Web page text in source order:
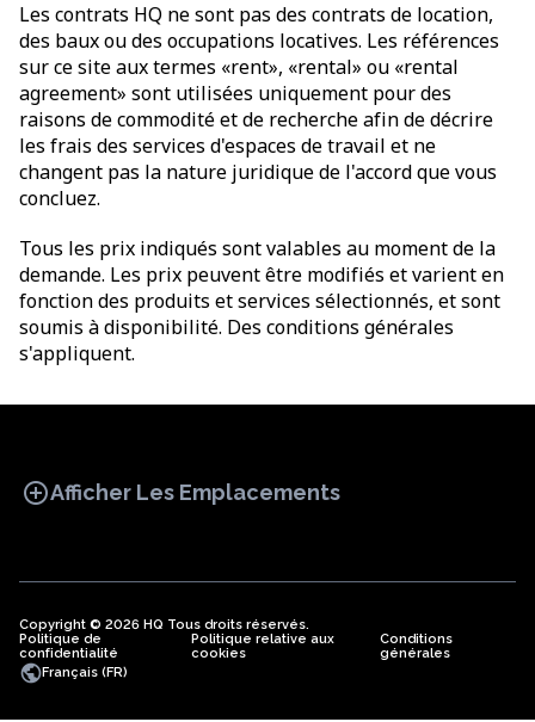
Les contrats HQ ne sont pas des contrats de location,
des baux ou des occupations locatives. Les références
sur ce site aux termes «rent», «rental» ou «rental
agreement» sont utilisées uniquement pour des
raisons de commodité et de recherche afin de décrire
les frais des services d'espaces de travail et ne
changent pas la nature juridique de l'accord que vous
concluez.
Tous les prix indiqués sont valables au moment de la
demande. Les prix peuvent être modifiés et varient en
fonction des produits et services sélectionnés, et sont
soumis à disponibilité. Des conditions générales
s'appliquent.
add_circleAfficher Les Emplacements
BUREAU COWORKING
BUREAUX
Copyright © 2026 HQ Tous droits réservés.
Politique de
confidentialité
Politique relative aux
cookies
Conditions
générales
publicFrançais (FR)